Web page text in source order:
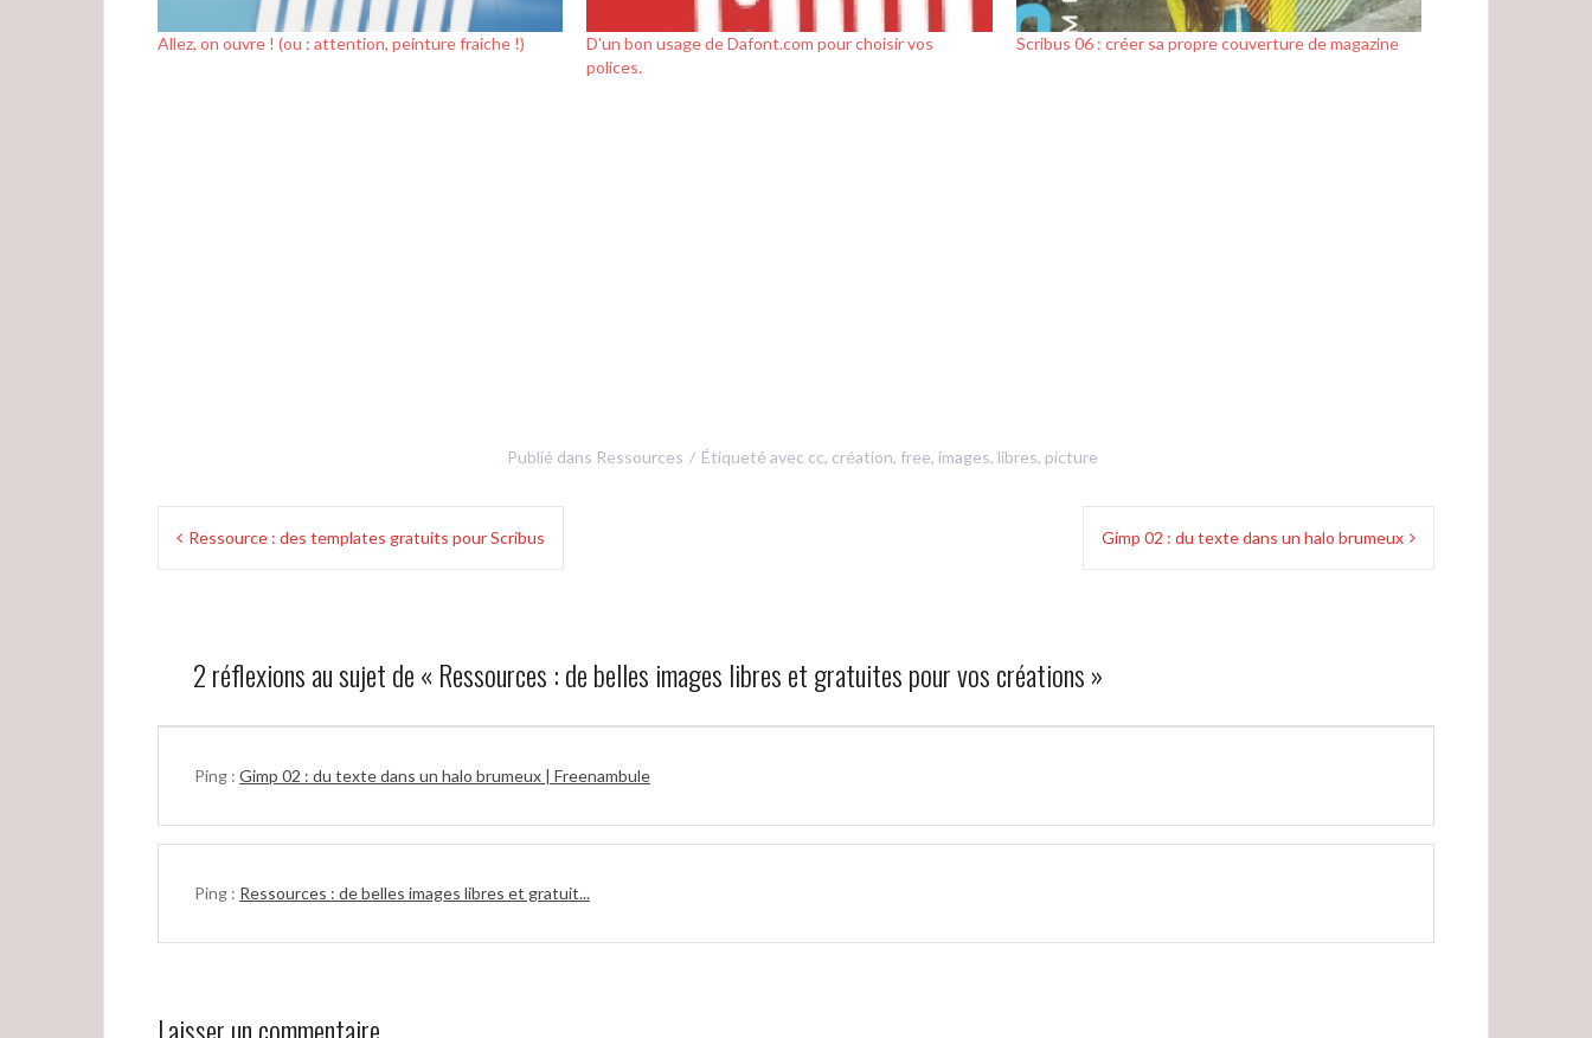
Allez, on ouvre ! (ou : attention, peinture fraiche !)
D’un bon usage de Dafont.com pour choisir vos
polices.
Scribus 06 : créer sa propre couverture de magazine
Publié dans Ressources Étiqueté avec cc, création, free, images, libres, picture
Navigation
Ressource : des templates gratuits pour Scribus Gimp 02 : du texte dans un halo brumeux
2 réflexions au sujet de « Ressources : de belles images libres et gratuites pour vos créations»
Ping : Gimp 02 : du texte dans un halo brumeux | Freenambule
Ping : Ressources : de belles images libres et gratuit...
Laisser un commentaire